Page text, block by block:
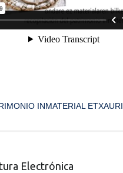
INMATERIAL ETXAURI
Electrónica